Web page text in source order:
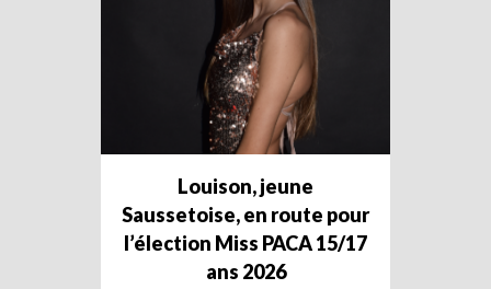
Louison, jeune
Saussetoise, en route pour
l’élection Miss PACA 15/17
ans 2026